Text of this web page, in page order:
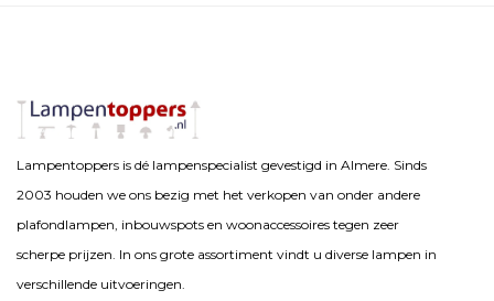
Lampentoppers is dé lampenspecialist gevestigd in Almere. Sinds
2003 houden we ons bezig met het verkopen van onder andere
plafondlampen, inbouwspots en woonaccessoires tegen zeer
scherpe prijzen. In ons grote assortiment vindt u diverse lampen in
verschillende uitvoeringen.